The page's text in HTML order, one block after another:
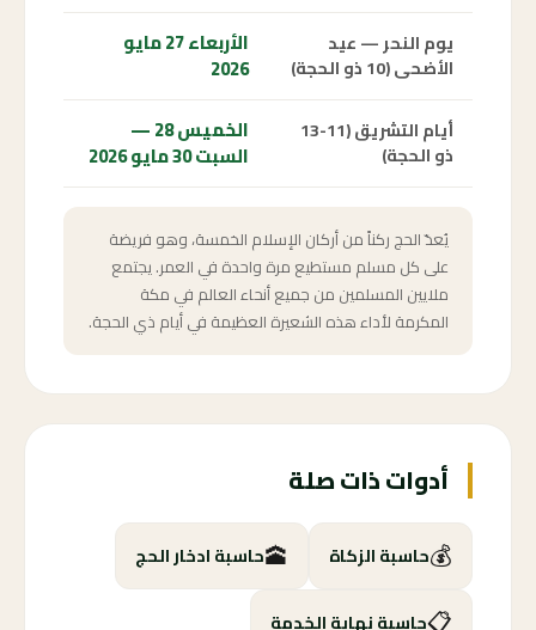
يوم النحر — عيد
الأضحى (10 ذو الحجة)
الأربعاء 27 مايو
2026
أيام التشريق (11-13
ذو الحجة)
الخميس 28 —
السبت 30 مايو 2026
يُعدّ الحج ركناً من أركان الإسلام الخمسة، وهو فريضة
على كل مسلم مستطيع مرة واحدة في العمر. يجتمع
ملايين المسلمين من جميع أنحاء العالم في مكة
المكرمة لأداء هذه الشعيرة العظيمة في أيام ذي الحجة.
أدوات ذات صلة
💰حاسبة الزكاة 🕋حاسبة ادخار الحج
حاسبة نهاية الخدمة